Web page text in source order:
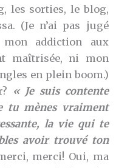
les sorties, le blog,
(Je n’ai pas jugé
addiction aux
maîtrisée, ni mon
en plein boom.)
« Je suis contente
tu mènes vraiment
la vie qui te
avoir trouvé ton
merci! Oui, ma